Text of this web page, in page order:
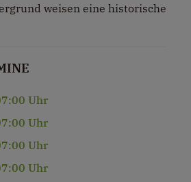
weisen eine historische
Uhr
Uhr
Uhr
Uhr